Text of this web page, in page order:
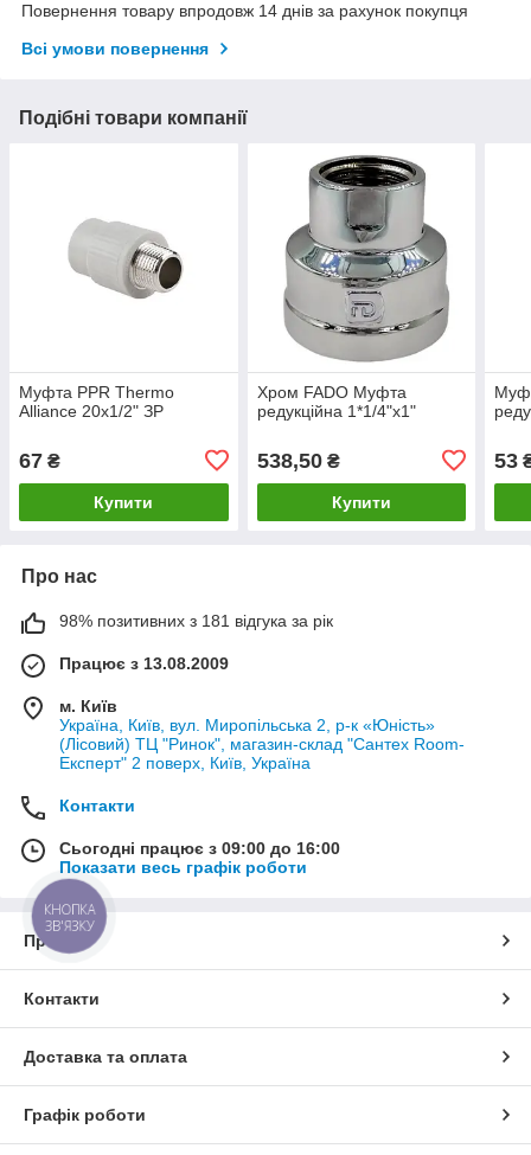
Повернення товару впродовж 14 днів за рахунок покупця
Всі умови повернення
Подібні товари компанії
Муфта PPR Thermo
Alliance 20х1/2" ЗР
67 ₴
Купити
Хром FADO Муфта
редукційна 1*1/4"х1"
538,50₴
Купити
53
Про нас
98% позитивних з 181 відгука за рік
Працює з 13.08.2009
м. Київ
Україна, Київ, вул. Миропільська 2, р-к «Юність»
(Лісовий) ТЦ "Ринок", магазин-склад "Сантех Room-
Експерт" 2 поверх, Київ, Україна
Контакти
Сьогодні працює з 09:00 до 16:00
Показати весь графік роботи
Про нас
Контакти
Доставка та оплата
Графік роботи
КНОПКА
ЗВ'ЯЗКУ